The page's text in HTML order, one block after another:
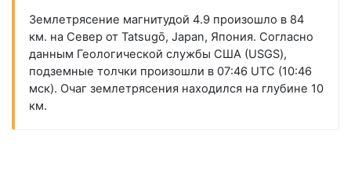
Землетрясение магнитудой 4.9 произошло в 84
км. на Север от Tatsugō, Japan, Япония. Согласно
данным Геологической службы США (USGS),
подземные толчки произошли в 07:46 UTC (10:46
мск). Очаг землетрясения находился на глубине 10
км.